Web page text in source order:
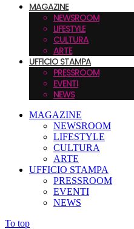
MAGAZINE
NEWSROOM
LIFESTYLE
CULTURA
ARTE
UFFICIO STAMPA
PRESSROOM
EVENTI
NEWS
MAGAZINE
NEWSROOM
LIFESTYLE
CULTURA
ARTE
UFFICIO STAMPA
PRESSROOM
EVENTI
NEWS
To top